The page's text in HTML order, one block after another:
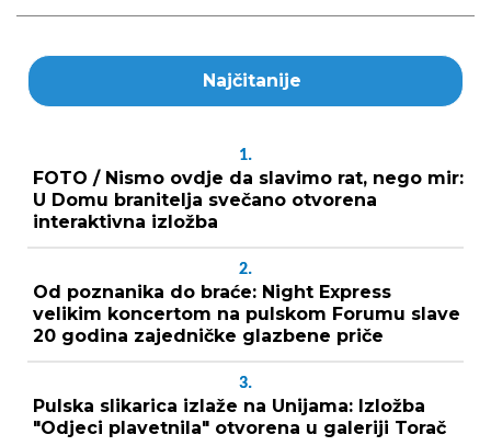
Najčitanije
1.
FOTO / Nismo ovdje da slavimo rat, nego mir:
U Domu branitelja svečano otvorena
interaktivna izložba
2.
Od poznanika do braće: Night Express
velikim koncertom na pulskom Forumu slave
20 godina zajedničke glazbene priče
3.
Pulska slikarica izlaže na Unijama: Izložba
"Odjeci plavetnila" otvorena u galeriji Torač